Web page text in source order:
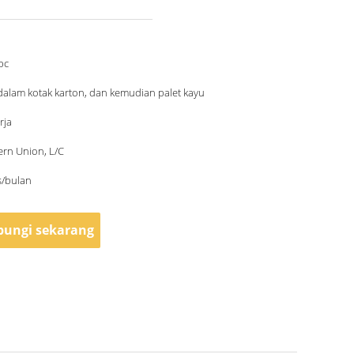
kotak karton, dan kemudian palet kayu
Union, L/C
bulan
sekarang